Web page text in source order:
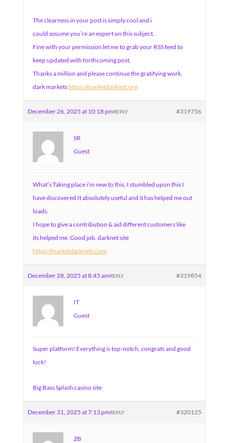
The clearness in your post is simply cool and i
could assume you’re an expert on this subject.
Fine with your permission let me to grab your RSS feed to
keep updated with forthcoming post.
Thanks a million and please continue the gratifying work.
dark markets https://marketdarknet.org
December 26, 2025 at 10:18 pm #319756
REPLY
SR
Guest
What’s Taking place i’m new to this, I stumbled upon this I
have discovered It absolutely useful and it has helped me out
loads.
I hope to give a contribution & aid different customers like
its helped me. Good job. darknet site
https://marketdarknets.com
December 28, 2025 at 8:45 am #319854
REPLY
IT
Guest
Super platform! Everything is top-notch, congrats and good
luck!
Big Bass Splash casino site
December 31, 2025 at 7:13 pm #320125
REPLY
ZB